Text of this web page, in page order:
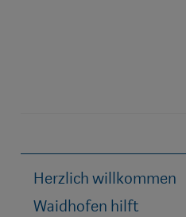
Herzlich willkommen
Waidhofen hilft